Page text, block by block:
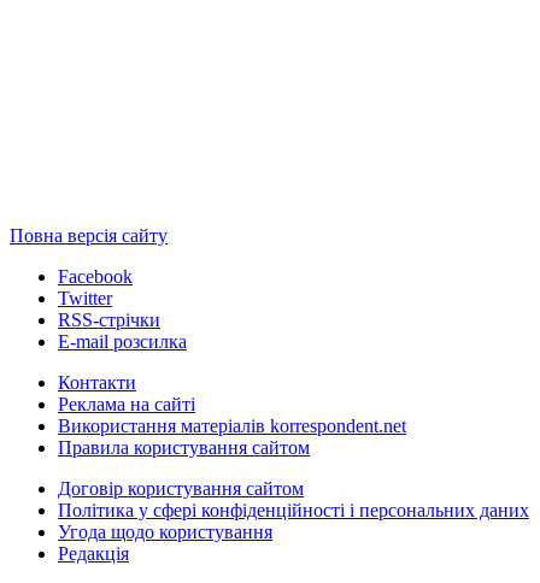
Повна версія сайту
Facebook
Twitter
RSS-стрічки
E-mail розсилка
Контакти
Реклама на сайті
Використання матеріалів korrespondent.net
Правила користування сайтом
Договір користування сайтом
Політика у сфері конфіденційності і персональних даних
Угода щодо користування
Редакція